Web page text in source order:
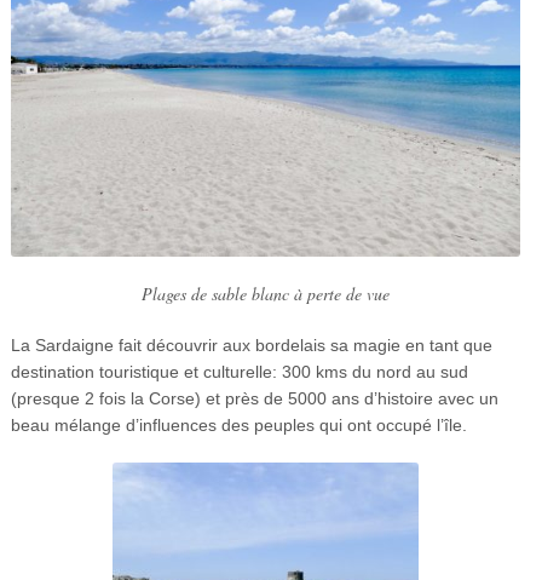
Plages de sable blanc à perte de vue
La Sardaigne fait découvrir aux bordelais sa magie en tant que
destination touristique et culturelle: 300 kms du nord au sud
(presque 2 fois la Corse) et près de 5000 ans d’histoire avec un
beau mélange d’influences des peuples qui ont occupé l’île.